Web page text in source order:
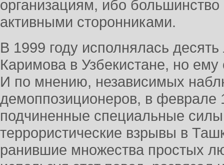
организациям, ибо
активными сторонниками.
В 1999 году исполнялась
Каримова в Узбекистане, но ему
И по мнению, независимых
демоппозиционеров, в феврале
подчиненные специальные
террористические взрывы в
ранившие множества простых